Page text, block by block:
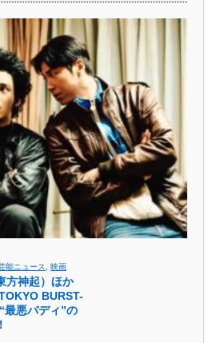
能ニュース 映画
方神起）ほか
BURST-
最悪バディ”の